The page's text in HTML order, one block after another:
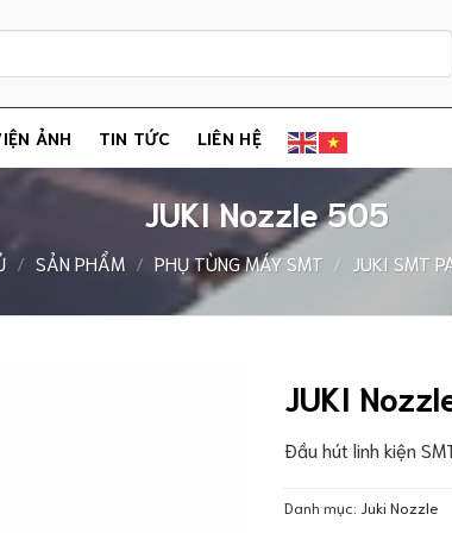
ẢNH TIN TỨC LIÊN HỆ
JUKI Nozzle 505
/ SẢN PHẨM / PHỤ TÙNG MÁY SMT / JUKI SMT
JUKI
Đầu hút linh kiện
Danh mục: Juki Nozzle